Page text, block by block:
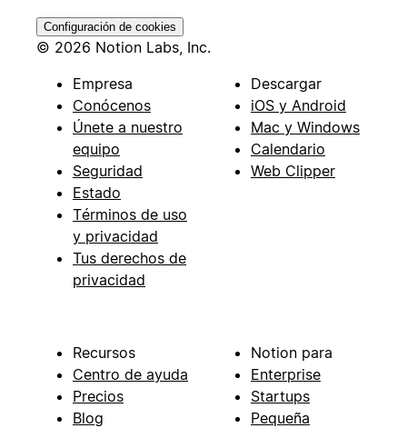
Configuración de cookies
© 2026 Notion Labs, Inc.
Empresa
Conócenos
Únete a nuestro
equipo
Seguridad
Estado
Términos de uso
y privacidad
Tus derechos de
privacidad
Descargar
iOS y Android
Mac y Windows
Calendario
Web Clipper
Recursos
Centro de ayuda
Precios
Blog
Notion para
Enterprise
Startups
Pequeña